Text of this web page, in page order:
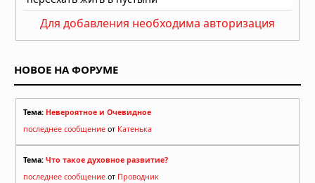
Для добавления необходима авторизация
НОВОЕ НА ФОРУМЕ
Тема: Невероятное и Очевидное
последнее сообщение от Катенька
Тема: Что такое духовное развитие?
последнее сообщение от Проводник